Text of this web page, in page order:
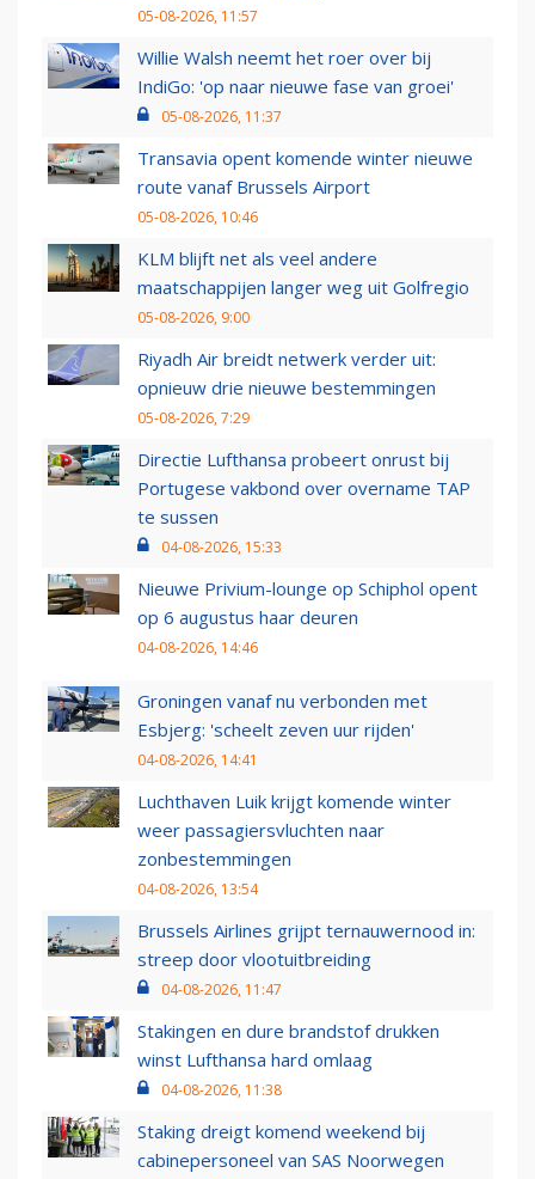
05-08-2026, 11:57
Willie Walsh neemt het roer over bij
IndiGo: 'op naar nieuwe fase van groei'
05-08-2026, 11:37
Transavia opent komende winter nieuwe
route vanaf Brussels Airport
05-08-2026, 10:46
KLM blijft net als veel andere
maatschappijen langer weg uit Golfregio
05-08-2026, 9:00
Riyadh Air breidt netwerk verder uit:
opnieuw drie nieuwe bestemmingen
05-08-2026, 7:29
Directie Lufthansa probeert onrust bij
Portugese vakbond over overname TAP
te sussen
04-08-2026, 15:33
Nieuwe Privium-lounge op Schiphol opent
op 6 augustus haar deuren
04-08-2026, 14:46
Groningen vanaf nu verbonden met
Esbjerg: 'scheelt zeven uur rijden'
04-08-2026, 14:41
Luchthaven Luik krijgt komende winter
weer passagiersvluchten naar
zonbestemmingen
04-08-2026, 13:54
Brussels Airlines grijpt ternauwernood in:
streep door vlootuitbreiding
04-08-2026, 11:47
Stakingen en dure brandstof drukken
winst Lufthansa hard omlaag
04-08-2026, 11:38
Staking dreigt komend weekend bij
cabinepersoneel van SAS Noorwegen